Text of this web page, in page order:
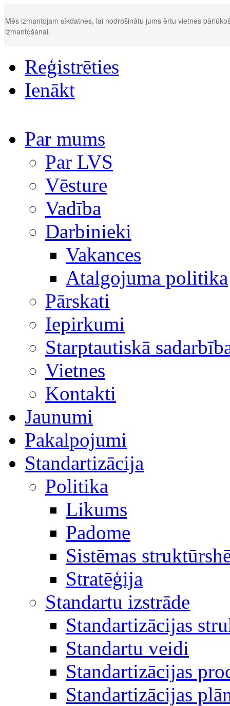
Mēs izmantojam sīkdatnes, lai nodrošinātu jums ērtu vietnes
izmantošanai.
Reģistrēties
Ienākt
Par mums
Par LVS
Vēsture
Vadība
Darbinieki
Vakances
Atalgojuma politika
Pārskati
Iepirkumi
Starptautiskā
Vietnes
Kontakti
Jaunumi
Pakalpojumi
Standartizācija
Politika
Likums
Padome
Sistēmas
Stratēģija
Standartu izstrāde
Standartizācijas
Standartu veidi
Standartizācijas
Standartizācijas